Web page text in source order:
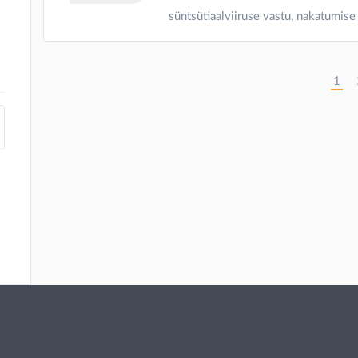
inaktiveeritud parvoviirusvaktsiin
süntsütiaalviiruse vastu, nakatumise
1